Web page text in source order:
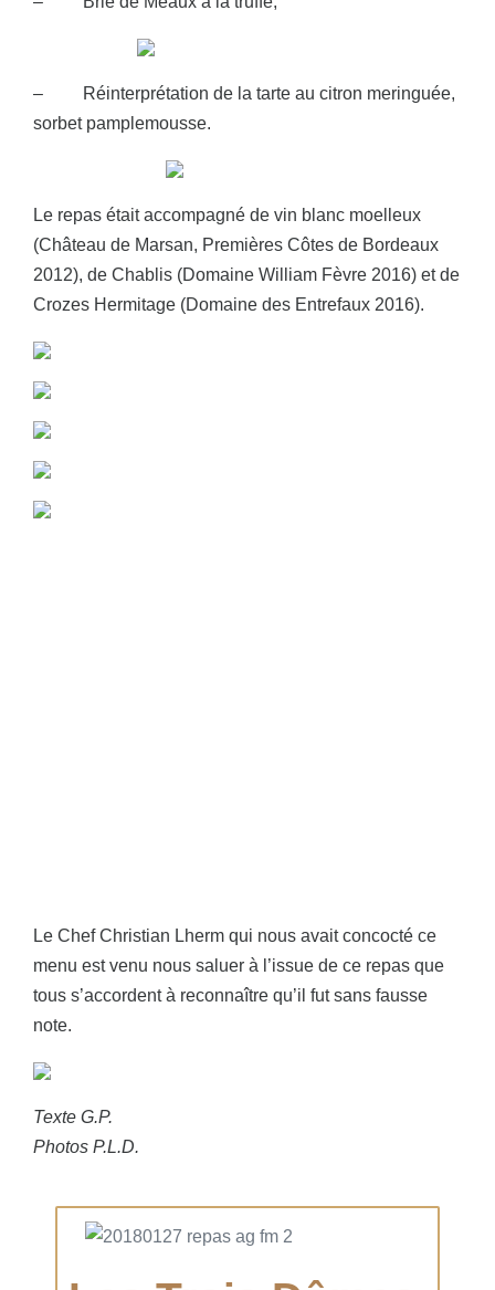
– Réinterprétation de la tarte au citron meringuée,
sorbet pamplemousse.
Le repas était accompagné de vin blanc moelleux
(Château de Marsan, Premières Côtes de Bordeaux
2012), de Chablis (Domaine William Fèvre 2016) et de
Crozes Hermitage (Domaine des Entrefaux 2016).
Le Chef Christian Lherm qui nous avait concocté ce
menu est venu nous saluer à l’issue de ce repas que
tous s’accordent à reconnaître qu’il fut sans fausse
note.
Texte G.P.
Photos P.L.D.